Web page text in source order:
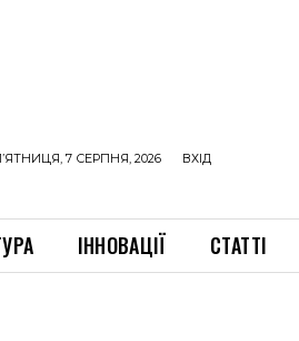
7 СЕРПНЯ, 2026 ВХІД
ІННОВАЦІЇ СТАТТІ